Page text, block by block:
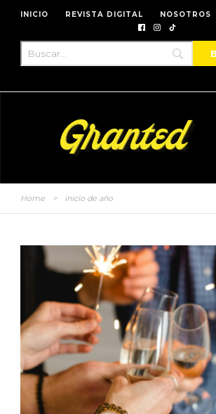
INICIO REVISTA DIGITAL NOSOTROS
Home > inicio de año